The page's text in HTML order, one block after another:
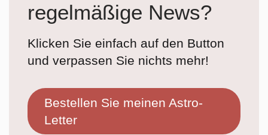
regelmäßige News?
Klicken Sie einfach auf den Button
und verpassen Sie nichts mehr!
Bestellen Sie meinen Astro-
Letter